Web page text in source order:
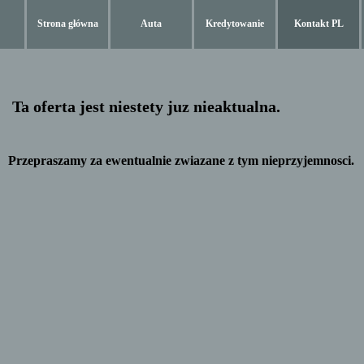
Strona główna Auta Kredytowanie Kontakt PL
Ta oferta jest niestety juz nieaktualna.
Przepraszamy za ewentualnie zwiazane z tym nieprzyjemnosci.